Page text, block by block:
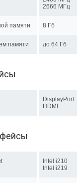
2666 МГц
памяти 8 Гб
памяти до 64 Гб
DisplayPort
HDMI
Intel i210
Intel i219